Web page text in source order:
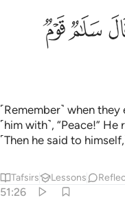
٢٥
قَوْمٌۭ مُّنكَرُونَ ٢٥
ﲶﲷ
˹Remember˺ when
˹him with˺, “Peace!” He
˹Then he said to
Tafsirs Lessons
51:26